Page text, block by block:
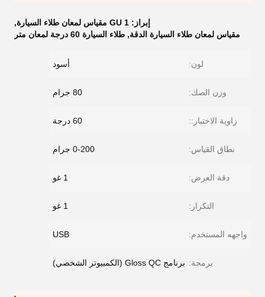
إبراز: 1 GU مقياس لمعان طلاء السيارة
,
مقياس لمعان طلاء السيارة الدقة, طلاء السيارة 60 درجة لمعان متر
لون: أسود
وزن الصك: 80 جرام
زاوية الاختبار:: 60 درجة
نطاق القياس: 0-200 جرام
دقة العرض: 1 غو
التكرار: 1 غو
واجهه المستخدم: USB
برمجة: برنامج Gloss QC (الكمبيوتر الشخصي)